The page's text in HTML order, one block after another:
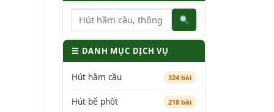
☰ DANH MỤC DỊCH VỤ
Hút hầm cầu 324 bài
Hút bể phốt 218 bài